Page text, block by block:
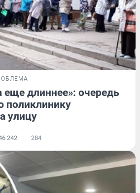
еще длиннее»: очередь
поликлинику
улицу
242 284